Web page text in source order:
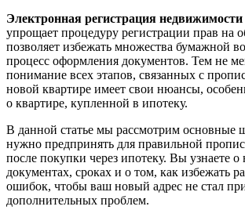
Электронная регистрация недвижимости
упрощает процедуру регистрации прав на
позволяет избежать множества бумажной
процесс оформления документов. Тем не
понимание всех этапов, связанных с
новой квартире имеет свои нюансы,
о квартире, купленной в ипотеку.
В данной статье мы рассмотрим основные
нужно предпринять для правильной
после покупки через ипотеку. Вы узнаете
документах, сроках и о том, как избежать
ошибок, чтобы ваш новый адрес не стал
дополнительных проблем.